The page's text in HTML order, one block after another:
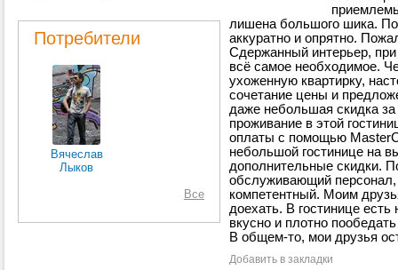
Потребители
Вячеслав
Лыков
Все
лишена большого шика.
аккуратно и опрятно.
Сдержанный интерьер,
всё самое необходимое.
ухоженную квартирку,
сочетание цены и
даже небольшая скидка за
проживание в этой
оплаты с помощью
небольшой гостинице на
дополнительные скидки.
обслуживающий
компетентный. Моим
доехать. В гостинице
вкусно и плотно
В общем-то, мои друзья
Добавить в закладки